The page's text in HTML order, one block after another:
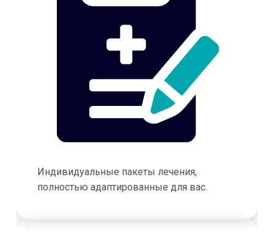
Индивидуальные пакеты лечения,
полностью адаптированные для вас.